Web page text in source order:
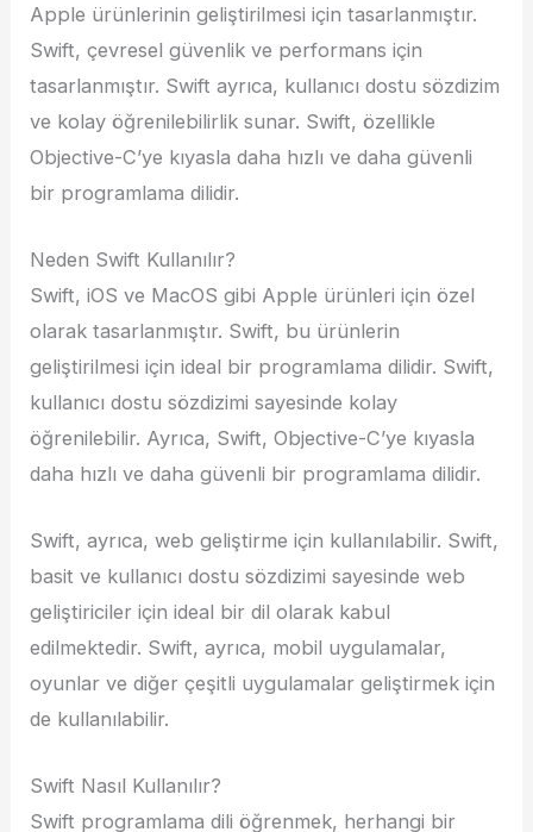
Apple ürünlerinin geliştirilmesi için tasarlanmıştır.
Swift, çevresel güvenlik ve performans için
tasarlanmıştır. Swift ayrıca, kullanıcı dostu sözdizim
ve kolay öğrenilebilirlik sunar. Swift, özellikle
Objective-C’ye kıyasla daha hızlı ve daha güvenli
bir programlama dilidir.
Neden Swift Kullanılır?
Swift, iOS ve MacOS gibi Apple ürünleri için özel
olarak tasarlanmıştır. Swift, bu ürünlerin
geliştirilmesi için ideal bir programlama dilidir. Swift,
kullanıcı dostu sözdizimi sayesinde kolay
öğrenilebilir. Ayrıca, Swift, Objective-C’ye kıyasla
daha hızlı ve daha güvenli bir programlama dilidir.
Swift, ayrıca, web geliştirme için kullanılabilir. Swift,
basit ve kullanıcı dostu sözdizimi sayesinde web
geliştiriciler için ideal bir dil olarak kabul
edilmektedir. Swift, ayrıca, mobil uygulamalar,
oyunlar ve diğer çeşitli uygulamalar geliştirmek için
de kullanılabilir.
Swift Nasıl Kullanılır?
Swift programlama dili öğrenmek, herhangi bir